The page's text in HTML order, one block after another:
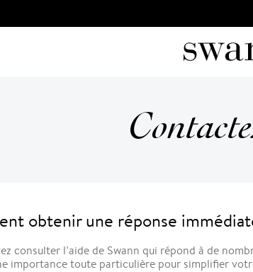
obtenir une réponse
consulter l’aide de Swann qui répond à de
importance toute particulière pour simplifier